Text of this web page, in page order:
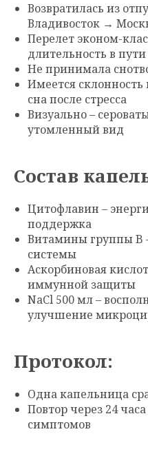
Возвратилась из
Владивосток →
Перелет эконом-
длительность в пути
Не принимала
Имеется
сна после стресса
Визуально –
утомленный вид
Состав
Цитофлавин –
поддержка
Витамины группы B
системы
Аскорбиновая
иммунной защиты
NaCl 500 мл –
улучшение
Протокол:
Одна капельница
Повтор через 24
симптомов